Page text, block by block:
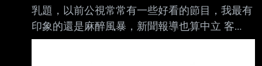
乳題，以前公視常常有一些好看的節目，我最有
印象的還是麻醉風暴，新聞報導也算中立 客
觀，還有一些國際新聞，曾幾何時開始變成這